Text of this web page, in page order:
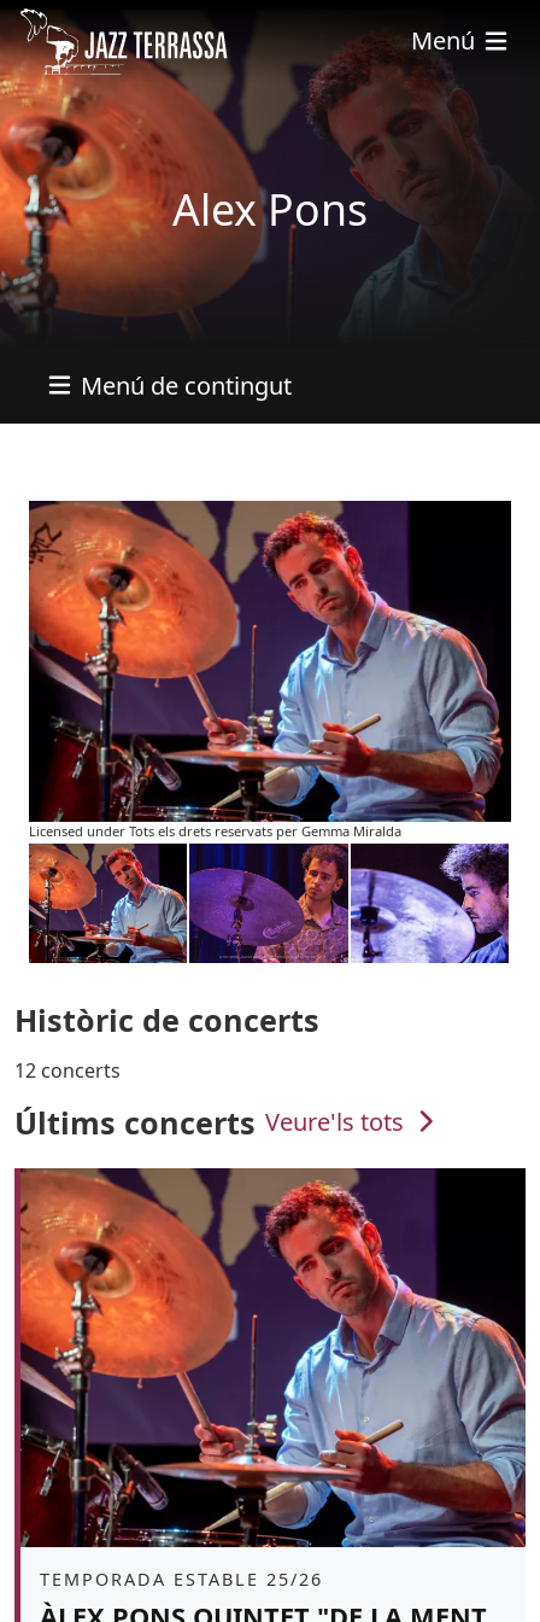
Vés al contingut
Menú
Alex Pons
Menú de contingut
Imatges
Image
Licensed under Tots els drets reservats per Gemma Miralda
Històric de concerts
12 concerts
Últims concerts Veure'ls tots
Àmbit
TEMPORADA ESTABLE 25/26